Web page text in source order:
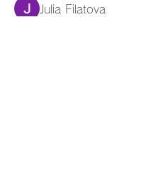
Julia Filatova